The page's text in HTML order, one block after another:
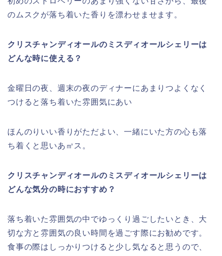
のムスクが落ち着いた香りを漂わせませます。
クリスチャンディオールのミスディオールシェリーは
どんな時に使える？
金曜日の夜、週末の夜のディナーにあまりつよくなく
つけると落ち着いた雰囲気にあい
ほんのりいい香りがただよい、一緒にいた方の心も落
ち着くと思いあ㎥ス。
クリスチャンディオールのミスディオールシェリーは
どんな気分の時におすすめ？
落ち着いた雰囲気の中でゆっくり過ごしたいとき、大
切な方と雰囲気の良い時間を過ごす際にお勧めです。
食事の際はしっかりつけると少し気なると思うので、